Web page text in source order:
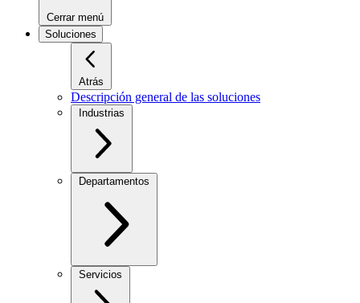
Cerrar menú
Soluciones
Atrás
Descripción general de las soluciones
Industrias
Departamentos
Servicios